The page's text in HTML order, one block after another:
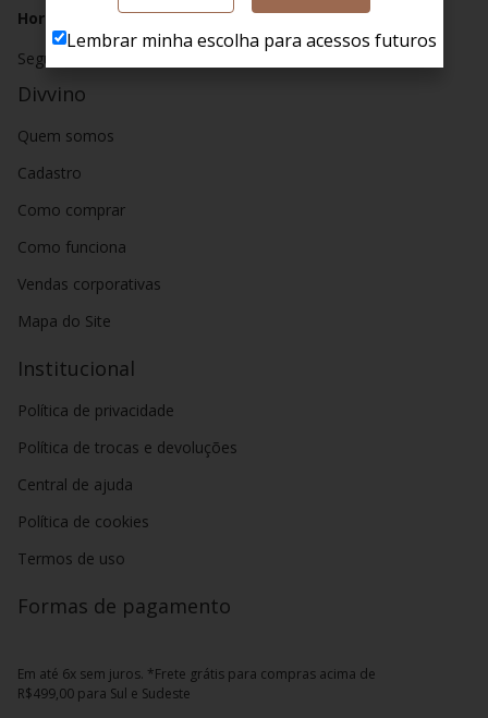
Horário de atendimento
Segunda a sábado das 8h as 20h.
Divvino
Quem somos
Cadastro
Como comprar
Como funciona
Vendas corporativas
Mapa do Site
Institucional
Política de privacidade
Política de trocas e devoluções
Central de ajuda
Política de cookies
Termos de uso
Formas de pagamento
Em até 6x sem juros. *Frete grátis para compras acima de
R$499,00 para Sul e Sudeste
Lembrar minha escolha para acessos futuros